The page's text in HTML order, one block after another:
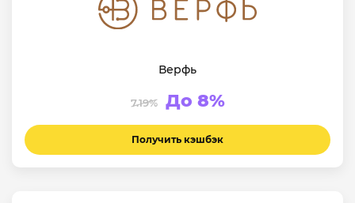
Верфь
7.19% До 8%
Получить кэшбэк